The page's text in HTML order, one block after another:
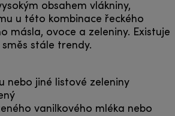
obsahem vlákniny,
u této kombinace řeckého
másla, ovoce a zeleniny. Existuje
stále trendy.
nebo jiné listové zeleniny
vanilkového mléka nebo